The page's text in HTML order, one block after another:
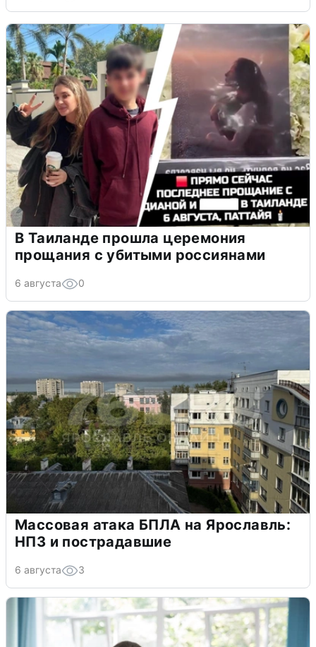
В Таиланде прошла церемония
прощания с убитыми россиянами
6 августа 0
Массовая атака БПЛА на Ярославль:
НПЗ и пострадавшие
6 августа 3